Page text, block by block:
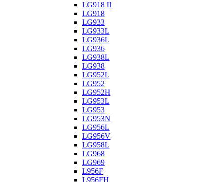
LG918 II
LG918
LG933
LG933L
LG936L
LG936
LG938L
LG938
LG952L
LG952
LG952H
LG953L
LG953
LG953N
LG956L
LG956V
LG958L
LG968
LG969
L956F
L956FH